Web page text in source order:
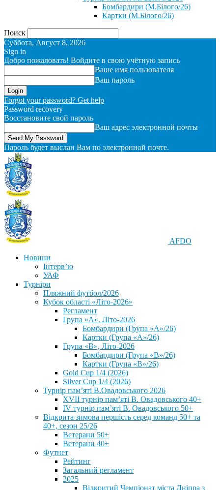
Бомбардири (М.Білого/26)
Картки (М.Білого/26)
Поиск
Суббота, Август 8, 2026
Sign in
Добро пожаловать! Войдите в свою учётную запись
Ваше имя пользователя
Ваш пароль
Forgot your password? Get help
Password recovery
Восстановите свой пароль
Ваш адрес электронной почты
Пароль будет выслан Вам по электронной почте.
AFDO
Новини
Інтерв’ю
УАФ
Турніри
Пляжний футбол/2026
Кубок області «Літо-2026»
Регламент
Група «А», Літо-2026
Бомбардири (Група «А»/26)
Картки (Група «А»/26)
Група «В», Літо-2026
Бомбардири (Група «В»/26)
Картки (Група «В»/26)
Gold Cup 1/4 (2026)
Silver Cup 1/4 (2026)
Турнір пам’яті В.Овадовського 2026
XVII турнір пам’яті В. Овадовського 40+
IV турнір пам’яті В. Овадовського 50+
Відкрита зимова першість серед команд 50+ та
40+, сезон 25/26
Ветерани 50+
Ветерани 40+
Футнет
Рейтинг
Загальний регламент
2025
Відкритий Чемпіонат міста Дніпра з